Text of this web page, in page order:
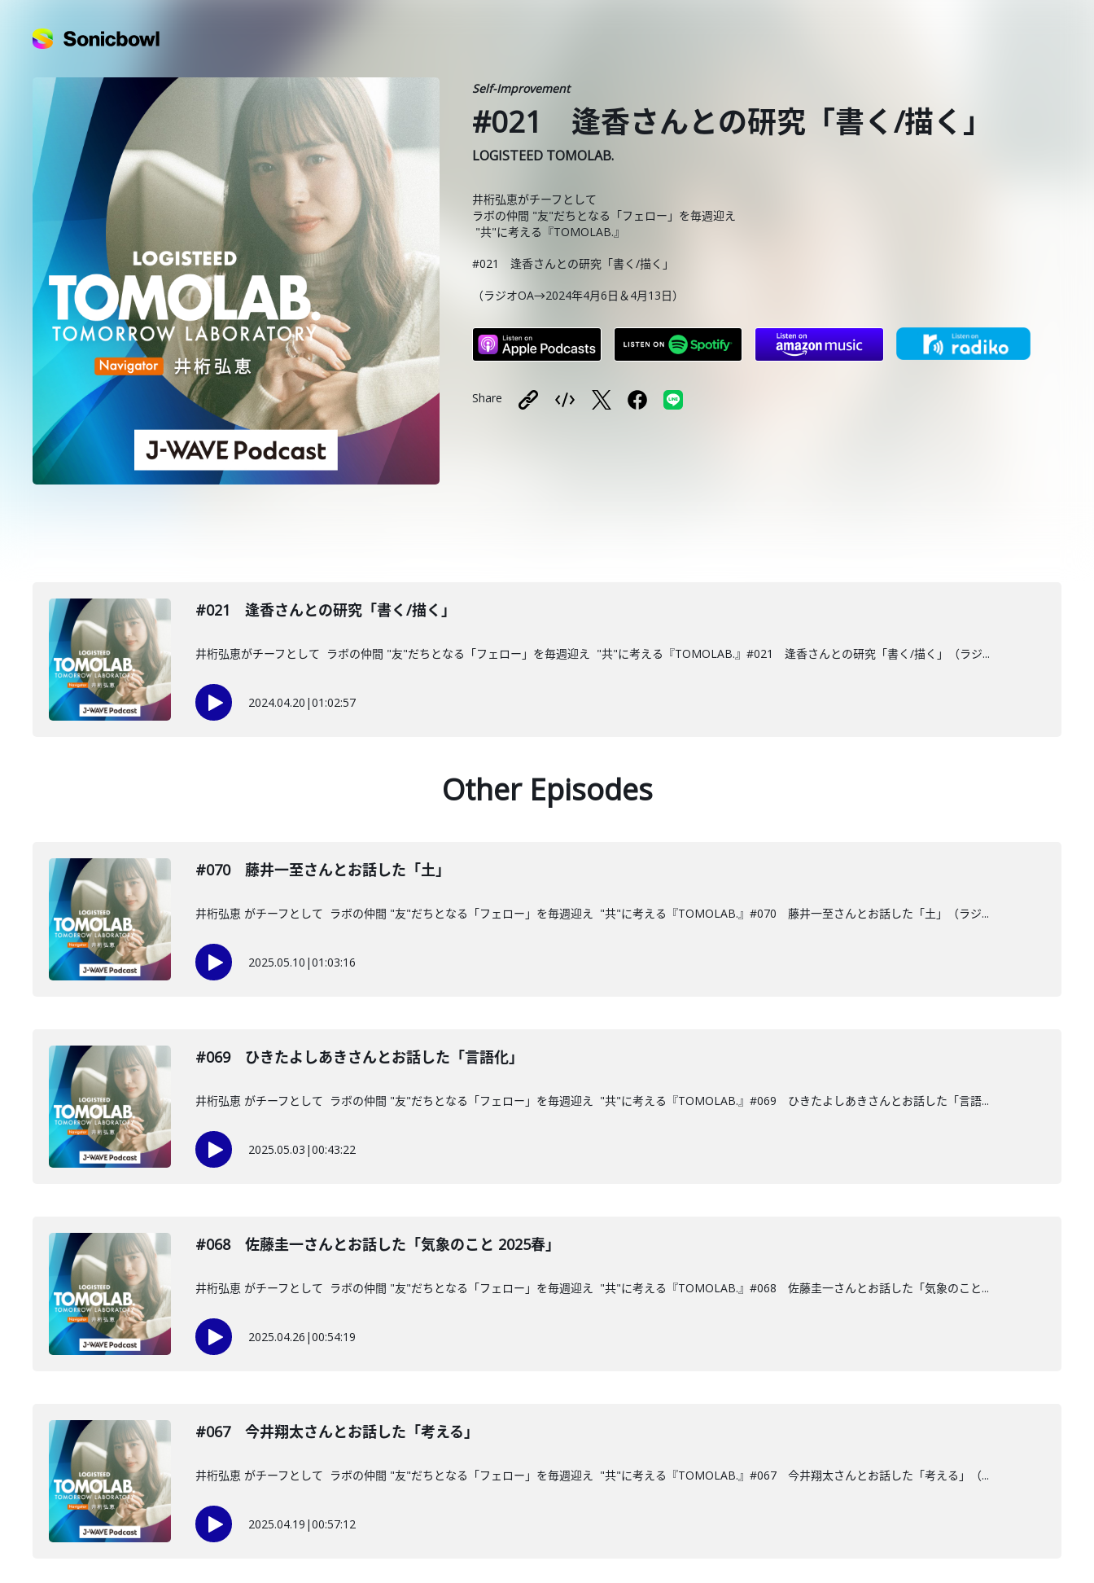
Self-Improvement
#021 逢香さんとの研究「書く/描く」
LOGISTEED TOMOLAB.
井桁弘恵がチーフとして
ラボの仲間 "友"だちとなる「フェロー」を毎週迎え
"共"に考える『TOMOLAB.』
#021 逢香さんとの研究「書く/描く」
（ラジオOA→2024年4月6日＆4月13日）
Share
#021 逢香さんとの研究「書く/描く」
井桁弘恵がチーフとして ラボの仲間 "友"だちとなる「フェロー」を毎週迎え "共"に考える『TOMOLAB.』#021 逢香さんとの研究「書く/描く」（ラジ...
2024.04.20 |01:02:57
Other Episodes
#070 藤井一至さんとお話した「土」
井桁弘恵 がチーフとして ラボの仲間 "友"だちとなる「フェロー」を毎週迎え "共"に考える『TOMOLAB.』#070 藤井一至さんとお話した「土」（ラジ...
2025.05.10 |01:03:16
#069 ひきたよしあきさんとお話した「言語化」
井桁弘恵 がチーフとして ラボの仲間 "友"だちとなる「フェロー」を毎週迎え "共"に考える『TOMOLAB.』#069 ひきたよしあきさんとお話した「言語...
2025.05.03 |00:43:22
#068 佐藤圭一さんとお話した「気象のこと 2025春」
井桁弘恵 がチーフとして ラボの仲間 "友"だちとなる「フェロー」を毎週迎え "共"に考える『TOMOLAB.』#068 佐藤圭一さんとお話した「気象のこと...
2025.04.26 |00:54:19
#067 今井翔太さんとお話した「考える」
井桁弘恵 がチーフとして ラボの仲間 "友"だちとなる「フェロー」を毎週迎え "共"に考える『TOMOLAB.』#067 今井翔太さんとお話した「考える」（...
2025.04.19 |00:57:12